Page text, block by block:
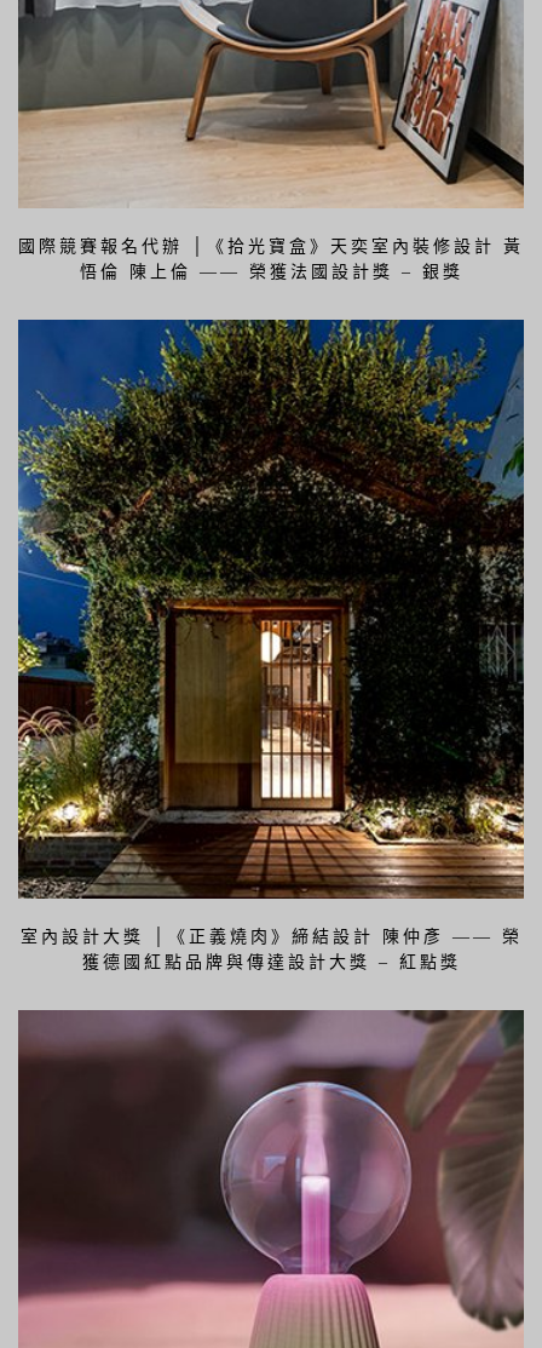
國際競賽報名代辦 │《拾光寶盒》天奕室內裝修設計 黃
悟倫 陳上倫 —— 榮獲法國設計獎 – 銀獎
室內設計大獎 │《正義燒肉》締結設計 陳仲彥 —— 榮
獲德國紅點品牌與傳達設計大獎 – 紅點獎